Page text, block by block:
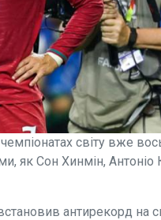
світу вже
як Сон Хинмін, Антоніо
антирекорд на